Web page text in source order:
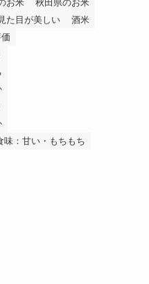
お米
秋田県のお米
た目が美しい
酒米
味：甘い・もちもち